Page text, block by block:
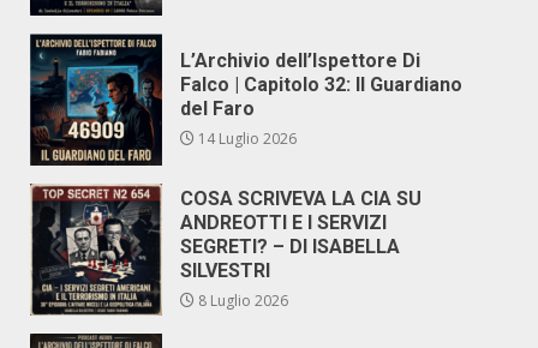
L’Archivio dell’Ispettore Di
Falco | Capitolo 32: Il Guardiano
del Faro
14 Luglio 2026
COSA SCRIVEVA LA CIA SU
ANDREOTTI E I SERVIZI
SEGRETI? – DI ISABELLA
SILVESTRI
8 Luglio 2026